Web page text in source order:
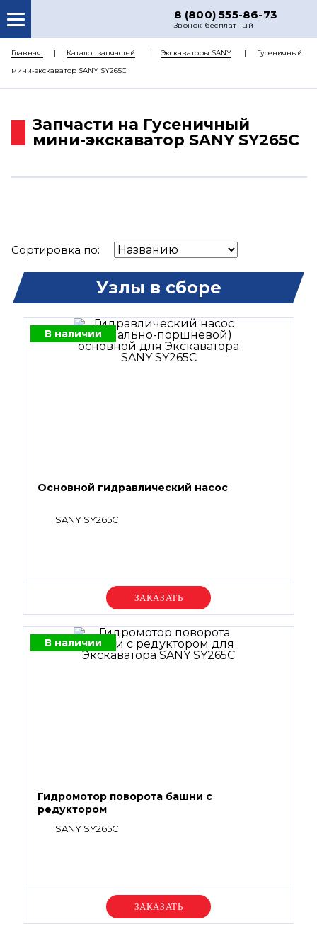
8 (800) 555-86-73
Звонок бесплатный
О НАС
КАТАЛОГ ЗАПЧАСТЕЙ
ДОСТАВКА
Главная Каталог запчастей Экскаваторы SANY
Гусеничный
мини-экскаватор SANY SY265C
Запчасти на Гусеничный
мини-экскаватор SANY SY265C
Сортировка по:
Узлы в сборе
В наличии
Основной гидравлический насос
SANY SY265C
Уточняйте цену
В наличии
Гидромотор поворота башни с
редуктором
SANY SY265C
Уточняйте цену